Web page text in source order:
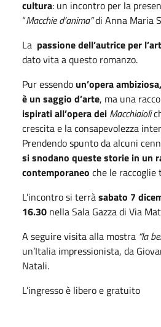
cultura: un incontro per la
“Macchie d’anima”di Anna Maria
La passione dell’autrice per
dato vita a questo romanzo.
Pur essendo un’opera ambiziosa,
è un saggio d’arte, ma una
ispirati all’opera dei Macchiaioli
crescita e la consapevolezza
Prendendo spunto da alcuni
si snodano queste storie in un
contemporaneo che le
L’incontro si terràsabato 7
16.30 nella Sala Gazza di Via
A seguire visita alla mostra “la
un’Italia impressionista, da
Natali.
L’ingresso è libero